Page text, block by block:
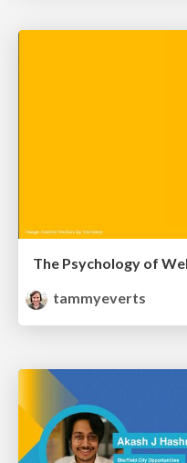
tammyeverts